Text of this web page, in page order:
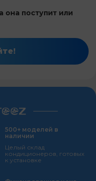
поступит или
500+ моделей в
наличии
Целый склад
кондиционеров, готовых
к установке